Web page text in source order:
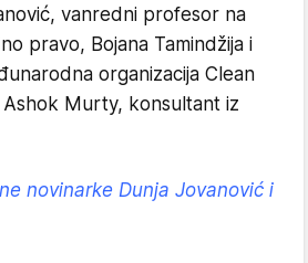
vanredni profesor na
pravo, Bojana Tamindžija i
organizacija Clean
Murty, konsultant iz
novinarke Dunja Jovanović i